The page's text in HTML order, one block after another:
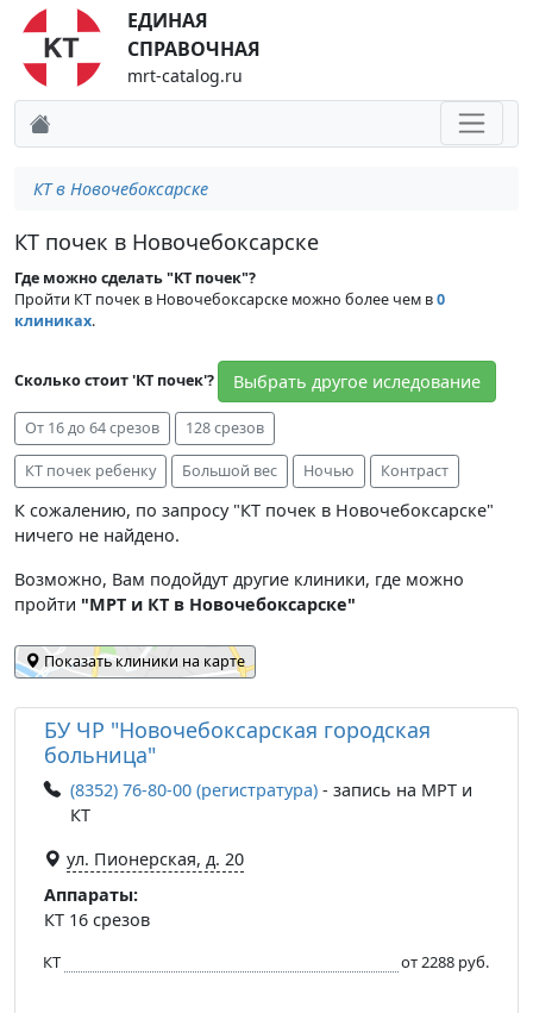
ЕДИНАЯ
СПРАВОЧНАЯ
mrt-catalog.ru
КТ в Новочебоксарске
КТ почек в Новочебоксарске
Где можно сделать "КТ почек"?
Пройти КТ почек в Новочебоксарске можно более чем в0
клиниках.
Сколько стоит 'КТ почек'? Выбрать другое иследование
От 16 до 64 срезов 128 срезов
КТ почек ребенку Большой вес Ночью Контраст
К сожалению, по запросу "КТ почек в Новочебоксарске"
ничего не найдено.
Возможно, Вам подойдут другие клиники, где можно
пройти "МРТ и КТ в Новочебоксарске"
Показать клиники на карте
БУ ЧР "Новочебоксарская городская
больница"
(8352) 76-80-00 (регистратура) - запись на МРТ и
КТ
ул. Пионерская, д. 20
Аппараты:
КТ 16 срезов
КТ от 2288 руб.